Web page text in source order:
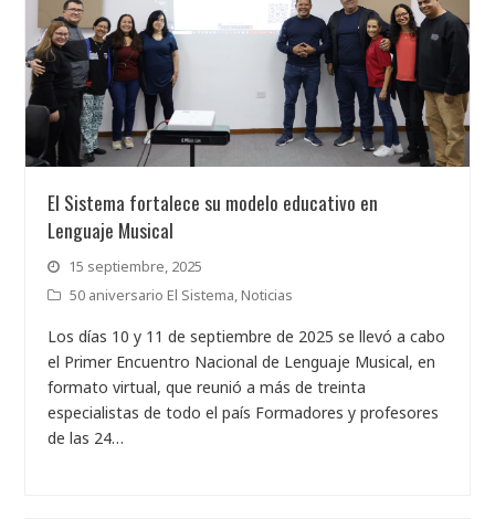
El Sistema fortalece su modelo educativo en
Lenguaje Musical
15 septiembre, 2025
50 aniversario El Sistema,Noticias
Los días 10 y 11 de septiembre de 2025 se llevó a cabo
el Primer Encuentro Nacional de Lenguaje Musical, en
formato virtual, que reunió a más de treinta
especialistas de todo el país Formadores y profesores
de las 24…